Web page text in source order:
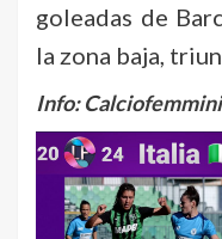
goleadas de
la zona baja,
Info: